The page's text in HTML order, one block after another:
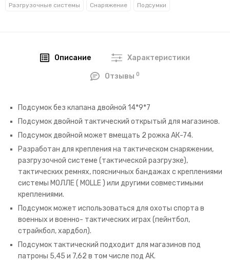
Разгрузочные системы Снаряжение Подсумки
Описание Характеристики
Отзывы0
Подсумок без клапана двойной 14*9*7
Подсумок двойной тактический открытый для магазинов.
Подсумок двойной может вмещать 2 рожка АК-74.
Разработан для крепления на тактическом снаряжении,
разгрузочной системе (тактической разгрузке),
тактических ремнях, поясничных бандажах с креплениями
системы МОЛЛЕ ( MOLLE ) или другими совместимыми
креплениями.
Подсумок может использоваться для охоты спорта в
военных и военно- тактических играх (пейнтбол,
страйкбол, хардбол).
Подсумок тактический подходит для магазинов под
патроны 5,45 и 7,62 в том числе под АК.